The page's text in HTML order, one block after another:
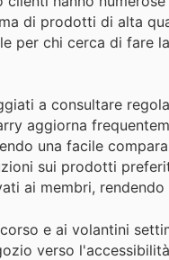
di prodotti di alta
per chi cerca di fare
a consultare
aggiorna
una facile
sui prodotti
ai membri,
e ai volantini
verso